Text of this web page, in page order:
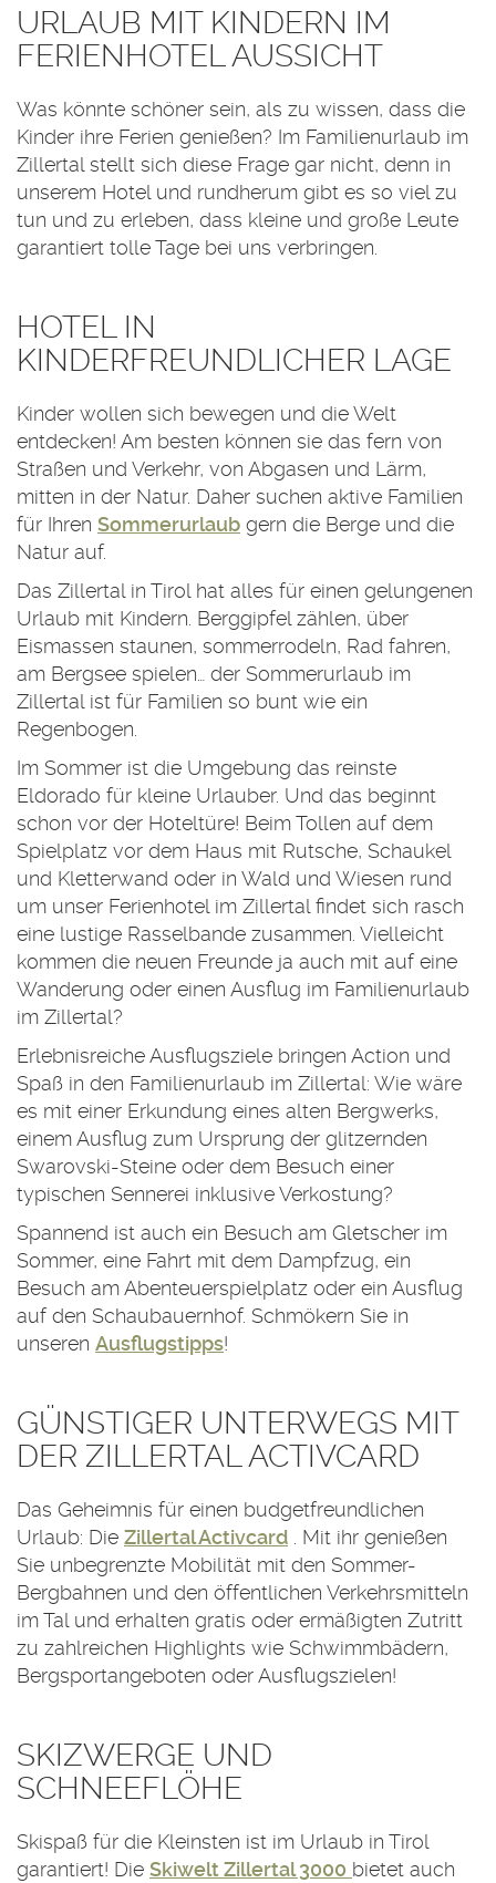
URLAUB MIT KINDERN IM
FERIENHOTEL AUSSICHT
Was könnte schöner sein, als zu wissen, dass die
Kinder ihre Ferien genießen? Im Familienurlaub im
Zillertal stellt sich diese Frage gar nicht, denn in
unserem Hotel und rundherum gibt es so viel zu
tun und zu erleben, dass kleine und große Leute
garantiert tolle Tage bei uns verbringen.
HOTEL IN
KINDERFREUNDLICHER LAGE
Kinder wollen sich bewegen und die Welt
entdecken! Am besten können sie das fern von
Straßen und Verkehr, von Abgasen und Lärm,
mitten in der Natur. Daher suchen aktive Familien
für Ihren Sommerurlaub gern die Berge und die
Natur auf.
Das Zillertal in Tirol hat alles für einen gelungenen
Urlaub mit Kindern. Berggipfel zählen, über
Eismassen staunen, sommerrodeln, Rad fahren,
am Bergsee spielen… der Sommerurlaub im
Zillertal ist für Familien so bunt wie ein
Regenbogen.
Im Sommer ist die Umgebung das reinste
Eldorado für kleine Urlauber. Und das beginnt
schon vor der Hoteltüre! Beim Tollen auf dem
Spielplatz vor dem Haus mit Rutsche, Schaukel
und Kletterwand oder in Wald und Wiesen rund
um unser Ferienhotel im Zillertal findet sich rasch
eine lustige Rasselbande zusammen. Vielleicht
kommen die neuen Freunde ja auch mit auf eine
Wanderung oder einen Ausflug im Familienurlaub
im Zillertal?
Erlebnisreiche Ausflugsziele bringen Action und
Spaß in den Familienurlaub im Zillertal: Wie wäre
es mit einer Erkundung eines alten Bergwerks,
einem Ausflug zum Ursprung der glitzernden
Swarovski-Steine oder dem Besuch einer
typischen Sennerei inklusive Verkostung?
Spannend ist auch ein Besuch am Gletscher im
Sommer, eine Fahrt mit dem Dampfzug, ein
Besuch am Abenteuerspielplatz oder ein Ausflug
auf den Schaubauernhof. Schmökern Sie in
unseren Ausflugstipps!
GÜNSTIGER UNTERWEGS MIT
DER ZILLERTAL ACTIVCARD
Das Geheimnis für einen budgetfreundlichen
Urlaub: Die Zillertal Activcard . Mit ihr genießen
Sie unbegrenzte Mobilität mit den Sommer-
Bergbahnen und den öffentlichen Verkehrsmitteln
im Tal und erhalten gratis oder ermäßigten Zutritt
zu zahlreichen Highlights wie Schwimmbädern,
Bergsportangeboten oder Ausflugszielen!
SKIZWERGE UND
SCHNEEFLÖHE
Skispaß für die Kleinsten ist im Urlaub in Tirol
garantiert! Die Skiwelt Zillertal 3000 bietet auch